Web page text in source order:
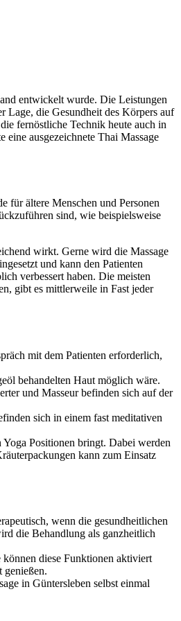
entwickelt wurde. Die Leistungen
Lage, die Gesundheit des Körpers auf
fernöstliche Technik heute auch in
ausgezeichnete Thai Massage
für ältere Menschen und Personen
sind, wie beispielsweise
wirkt. Gerne wird die Massage
und kann den Patienten
verbessert haben. Die meisten
gibt es mittlerweile in Fast jeder
mit dem Patienten erforderlich,
behandelten Haut möglich wäre.
und Masseur befinden sich auf der
sich in einem fast meditativen
Yoga Positionen bringt. Dabei werden
kann zum Einsatz
wenn die gesundheitlichen
die Behandlung als ganzheitlich
diese Funktionen aktiviert
genießen.
in Güntersleben selbst einmal